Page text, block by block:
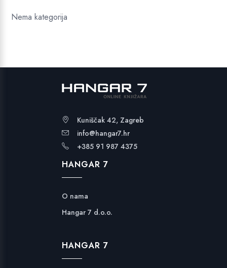
Nema kategorija
Kuniščak 42, Zagreb
info@hangar7.hr
+385 91 987 4375
HANGAR 7
O nama
Hangar 7 d.o.o.
HANGAR 7